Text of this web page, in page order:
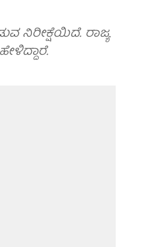
ನಿರೀಕ್ಷೆಯಿದೆ. ರಾಜ್ಯ